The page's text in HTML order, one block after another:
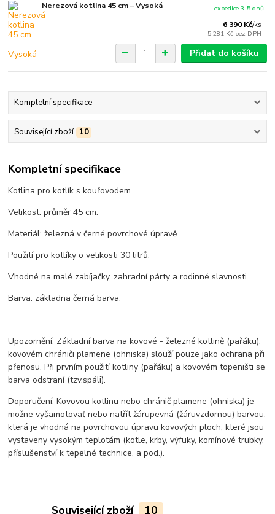
Nerezová kotlina 45 cm – Vysoká
6 390 Kč/ks
5 281 Kč bez DPH
expedice 3-5 dnů
Přidat do košíku
Kompletní specifikace
Související zboží 10
Kompletní specifikace
Kotlina pro kotlík s kouřovodem.
Velikost: průměr 45 cm.
Materiál: železná v černé povrchové úpravě.
Použití pro kotlíky o velikosti 30 litrů.
Vhodné na malé zabíjačky, zahradní párty a rodinné slavnosti.
Barva: základna černá barva.
Upozornění: Základní barva na kovové - železné kotlině (pařáku),
kovovém chrániči plamene (ohniska) slouží pouze jako ochrana při
přenosu. Při prvním použití kotliny (pařáku) a kovovém topeništi se
barva odstraní (tzv.spáli).
Doporučení: Kovovou kotlinu nebo chránič plamene (ohniska) je
možne vyšamotovať nebo natřít žárupevná (žáruvzdornou) barvou,
která je vhodná na povrchovou úpravu kovových ploch, které jsou
vystaveny vysokým teplotám (kotle, krby, výfuky, komínové trubky,
příslušenství k tepelné technice, a pod.).
Související zboží 10